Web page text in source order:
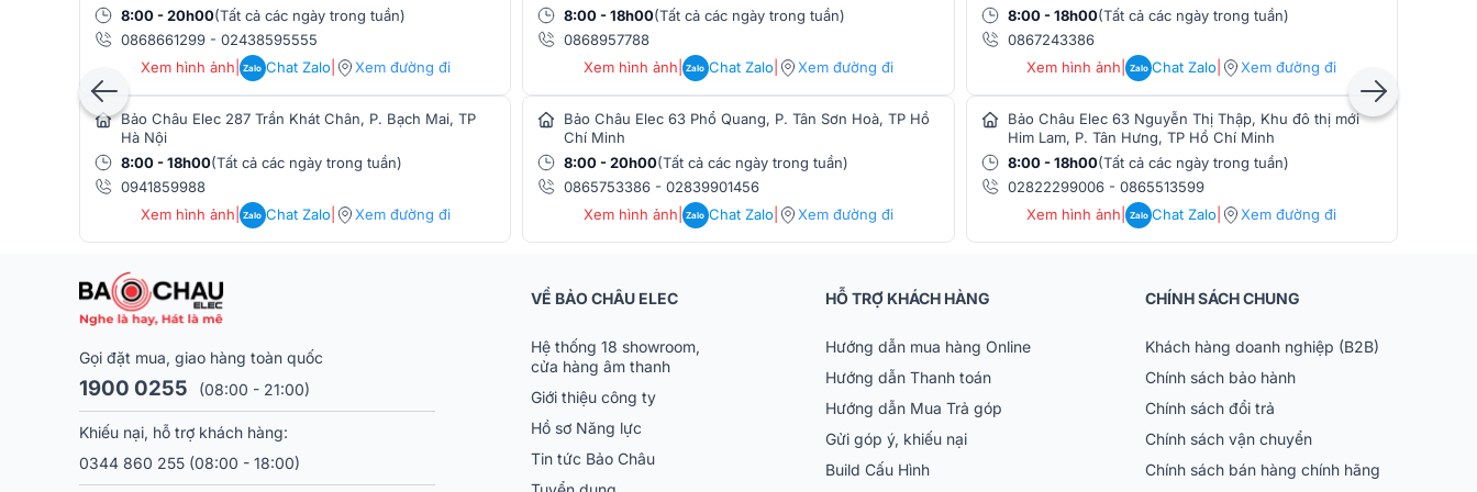
Cục đẩy công suất Audiocenter CT1200 đạt công suất 400W/kênh ở trở kháng 8Ω, mang đến
khả năng vận hành ổn định và hiệu suất cao trong nhiều điều kiện sử dụng.
8:00 - 20h00(Tất cả các ngày trong tuần)
0868661299 - 02438595555
Xem hình ảnh
Zalo Chat Zalo| Xem đường đi
Bảo Châu Elec 287 Trần Khát Chân, P. Bạch Mai, TP
Hà Nội
8:00 - 18h00(Tất cả các ngày trong tuần)
0941859988
Xem hình ảnh
Zalo Chat Zalo| Xem đường đi
8:00 - 18h00(Tất cả các ngày trong tuần)
0868957788
Xem hình ảnh
Zalo Chat Zalo| Xem đường đi
Bảo Châu Elec 63 Phổ Quang, P. Tân Sơn Hoà, TP Hồ
Chí Minh
8:00 - 20h00(Tất cả các ngày trong tuần)
0865753386 -02839901456
Xem hình ảnh
Zalo Chat Zalo| Xem đường đi
8:00 - 18h00(Tất cả các ngày trong tuần)
0867243386
Xem hình ảnh | Zalo Chat Zalo Xem đường đi
Bảo Châu Elec 63 Nguyễn Thị Thập, Khu đô thị mới
Him Lam, P. Tân Hưng, TP Hồ Chí Minh
8:00 - 18h00(Tất cả các ngày trong tuần)
02822299006- 0865513599
Xem hình ảnh | Zalo Chat Zalo Xem đường đi
Gọi đặt mua, giao hàng toàn quốc
1900 0255 (08:00 - 21:00)
Khiếu nại, hỗ trợ khách hàng:
0344 860 255 (08:00 - 18:00)
VỀ BẢO CHÂU ELEC
Hệ thống 18 showroom,
cửa hàng âm thanh
Giới thiệu công ty
Hồ sơ Năng lực
Tin tức Bảo Châu
HỖ TRỢ KHÁCH HÀNG
Hướng dẫn mua hàng Online
Hướng dẫn Thanh toán
Hướng dẫn Mua Trả góp
Gửi góp ý, khiếu nại
Build Cấu Hình
CHÍNH SÁCH CHUNG
Khách hàng doanh nghiệp (B2B)
Chính sách bảo hành
Chính sách đổi trả
Chính sách vận chuyển
Chính sách bán hàng chính hãng